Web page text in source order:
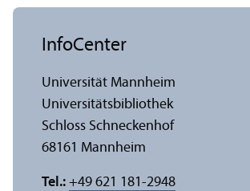
InfoCenter
Universität Mannheim
Universitäts­bibliothek
Schloss Schneckenhof
68161 Mannheim
Tel.: +49 621 181-2948